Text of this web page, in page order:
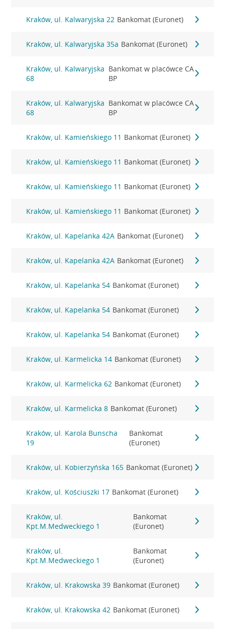
Kraków, ul. Kalwaryjska 22 Bankomat (Euronet)
Kraków, ul. Kalwaryjska 35a Bankomat (Euronet)
Kraków, ul. Kalwaryjska
68
Bankomat w placówce CA
BP
Kraków, ul. Kalwaryjska
68
Bankomat w placówce CA
BP
Kraków, ul. Kamieńskiego 11 Bankomat (Euronet)
Kraków, ul. Kamieńskiego 11 Bankomat (Euronet)
Kraków, ul. Kamieńskiego 11 Bankomat (Euronet)
Kraków, ul. Kamieńskiego 11 Bankomat (Euronet)
Kraków, ul. Kapelanka 42A Bankomat (Euronet)
Kraków, ul. Kapelanka 42A Bankomat (Euronet)
Kraków, ul. Kapelanka 54 Bankomat (Euronet)
Kraków, ul. Kapelanka 54 Bankomat (Euronet)
Kraków, ul. Kapelanka 54 Bankomat (Euronet)
Kraków, ul. Karmelicka 14 Bankomat (Euronet)
Kraków, ul. Karmelicka 62 Bankomat (Euronet)
Kraków, ul. Karmelicka 8 Bankomat (Euronet)
Kraków, ul. Karola Bunscha
19
Bankomat
(Euronet)
Kraków, ul. Kobierzyńska 165 Bankomat (Euronet)
Kraków, ul. Kościuszki 17 Bankomat (Euronet)
Kraków, ul.
Kpt.M.Medweckiego 1
Bankomat
(Euronet)
Kraków, ul.
Kpt.M.Medweckiego 1
Bankomat
(Euronet)
Kraków, ul. Krakowska 39 Bankomat (Euronet)
Kraków, ul. Krakowska 42 Bankomat (Euronet)